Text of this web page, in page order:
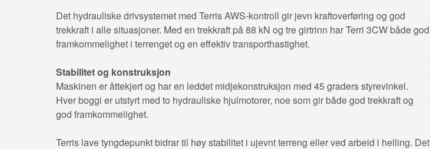
Det hydrauliske drivsystemet med Terris AWS-kontroll gir jevn kraftoverføring og god
trekkraft i alle situasjoner. Med en trekkraft på 88 kN og tre girtrinn har Terri 3CW både god
framkommelighet i terrenget og en effektiv transporthastighet.
Stabilitet og konstruksjon
Maskinen er åttekjert og har en leddet midjekonstruksjon med 45 graders styrevinkel.
Hver boggi er utstyrt med to hydrauliske hjulmotorer, noe som gir både god trekkraft og
god framkommelighet.
Terris lave tyngdepunkt bidrar til høy stabilitet i ujevnt terreng eller ved arbeid i helling. Det